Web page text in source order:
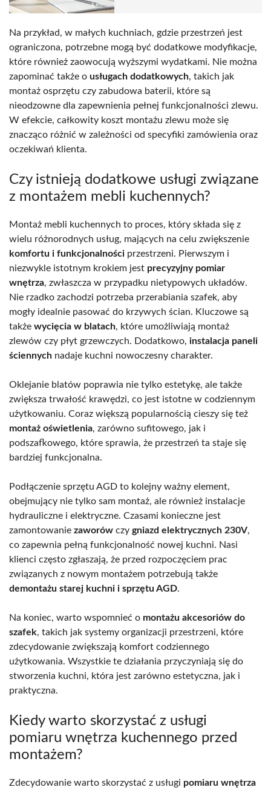
Na przykład, w małych kuchniach, gdzie przestrzeń jest
ograniczona, potrzebne mogą być dodatkowe modyfikacje,
które również zaowocują wyższymi wydatkami. Nie można
zapominać także o usługach dodatkowych, takich jak
montaż osprzętu czy zabudowa baterii, które są
nieodzowne dla zapewnienia pełnej funkcjonalności zlewu.
W efekcie, całkowity koszt montażu zlewu może się
znacząco różnić w zależności od specyfiki zamówienia oraz
oczekiwań klienta.
Czy istnieją dodatkowe usługi związane
z montażem mebli kuchennych?
Montaż mebli kuchennych to proces, który składa się z
wielu różnorodnych usług, mających na celu zwiększenie
komfortu i funkcjonalności przestrzeni. Pierwszym i
niezwykle istotnym krokiem jest precyzyjny pomiar
wnętrza, zwłaszcza w przypadku nietypowych układów.
Nie rzadko zachodzi potrzeba przerabiania szafek, aby
mogły idealnie pasować do krzywych ścian. Kluczowe są
także wycięcia w blatach, które umożliwiają montaż
zlewów czy płyt grzewczych. Dodatkowo, instalacja paneli
ściennych nadaje kuchni nowoczesny charakter.
Oklejanie blatów poprawia nie tylko estetykę, ale także
zwiększa trwałość krawędzi, co jest istotne w codziennym
użytkowaniu. Coraz większą popularnością cieszy się też
montaż oświetlenia, zarówno sufitowego, jak i
podszafkowego, które sprawia, że przestrzeń ta staje się
bardziej funkcjonalna.
Podłączenie sprzętu AGD to kolejny ważny element,
obejmujący nie tylko sam montaż, ale również instalacje
hydrauliczne i elektryczne. Czasami konieczne jest
zamontowanie zaworów czy gniazd elektrycznych 230V,
co zapewnia pełną funkcjonalność nowej kuchni. Nasi
klienci często zgłaszają, że przed rozpoczęciem prac
związanych z nowym montażem potrzebują także
demontażu starej kuchni i sprzętu AGD.
Na koniec, warto wspomnieć o montażu akcesoriów do
szafek, takich jak systemy organizacji przestrzeni, które
zdecydowanie zwiększają komfort codziennego
użytkowania. Wszystkie te działania przyczyniają się do
stworzenia kuchni, która jest zarówno estetyczna, jak i
praktyczna.
Kiedy warto skorzystać z usługi
pomiaru wnętrza kuchennego przed
montażem?
Zdecydowanie warto skorzystać z usługi pomiaru wnętrza